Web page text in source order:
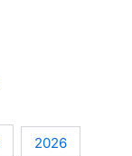
2026